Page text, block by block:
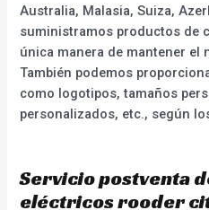
Australia, Malasia, Suiza,
suministramos productos de
única manera de mantener el
También podemos
como logotipos, tamaños
personalizados, etc., según
Servicio postventa
eléctricos rooder